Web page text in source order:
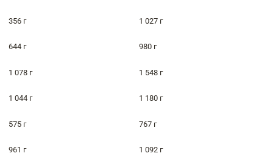
356 г 1 027 г
644 г 980 г
1 078 г 1 548 г
1 044 г 1 180 г
575 г 767 г
961 г 1 092 г